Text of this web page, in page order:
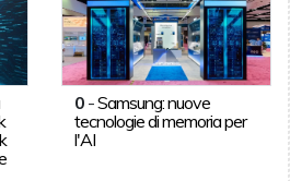
0 -Samsung: nuove
tecnologie di memoria per
l'AI